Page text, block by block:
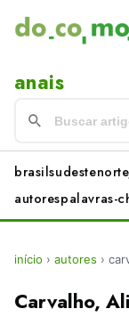
anais
brasilsudeste
autorespalavras-
início › autores ›
Carvalho,